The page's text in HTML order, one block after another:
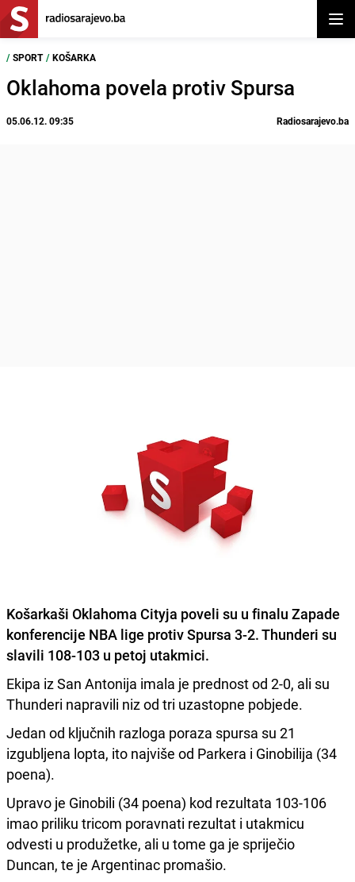
/ SPORT / KOŠARKA
Oklahoma povela protiv Spursa
05.06.12. 09:35 Radiosarajevo.ba
Košarkaši Oklahoma Cityja poveli su u finalu Zapade
konferencije NBA lige protiv Spursa 3-2. Thunderi su
slavili 108-103 u petoj utakmici.
Ekipa iz San Antonija imala je prednost od 2-0, ali su
Thunderi napravili niz od tri uzastopne pobjede.
Jedan od ključnih razloga poraza spursa su 21
izgubljena lopta, ito najviše od Parkera i Ginobilija (34
poena).
Upravo je Ginobili (34 poena) kod rezultata 103-106
imao priliku tricom poravnati rezultat i utakmicu
odvesti u produžetke, ali u tome ga je spriječio
Duncan, te je Argentinac promašio.